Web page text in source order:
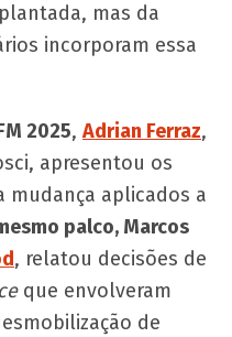
mas da
incorporam essa
2025, Adrian Ferraz,
apresentou os
aplicados a
palco, Marcos
, relatou decisões de
que envolveram
de